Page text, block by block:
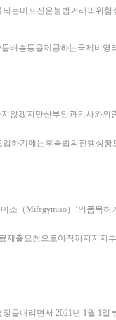
는미프진은불법거래의위험
배송등을제공하는국제비
않겠지만산부인과의사와
하기에는후속법의진행상
소（Mifegymiso）’의품목
제출요청으로아직까지지지
을내리면서 2021년 1월 1